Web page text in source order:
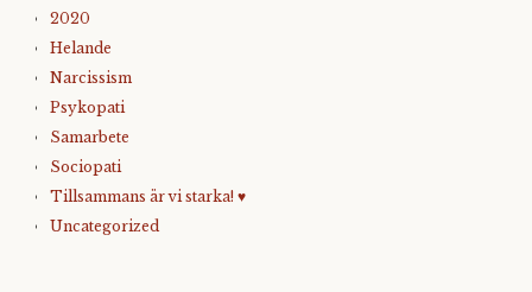
2020
Helande
Narcissism
Psykopati
Samarbete
Sociopati
Tillsammans är vi starka! ♥
Uncategorized